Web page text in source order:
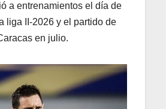
a entrenamientos el día de
liga II-2026 y el partido de
en julio.